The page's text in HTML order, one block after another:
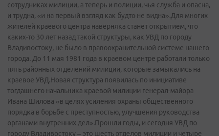
сотрудниках милиции, а теперь и полиции, чья служба и опасна,
и трудна, «и на первый взгляд как будто не видна».Для многих
жителей краевого центра наверняка станет открытием, что
каких­-то 30 лет назад такой структуры, как УВД по городу
Владивостоку, не было в правоохранительной системе нашего
города. До 11 мая 1981 года в краевом центре работали только
пять районных отделений милиции, которые замыкались на
краевое УВД.Новая структура появилась по инициативе
тогдашнего начальника краевой милиции генерал­-майора
Ивана Шилова «в целях усиления охраны общественного
порядка в борьбе с преступностью, улучшения руководства
органами внутренних дел».Прошли годы, и сегодня УВД по
городу Владивостоку – это шесть отделов милиции и четыре